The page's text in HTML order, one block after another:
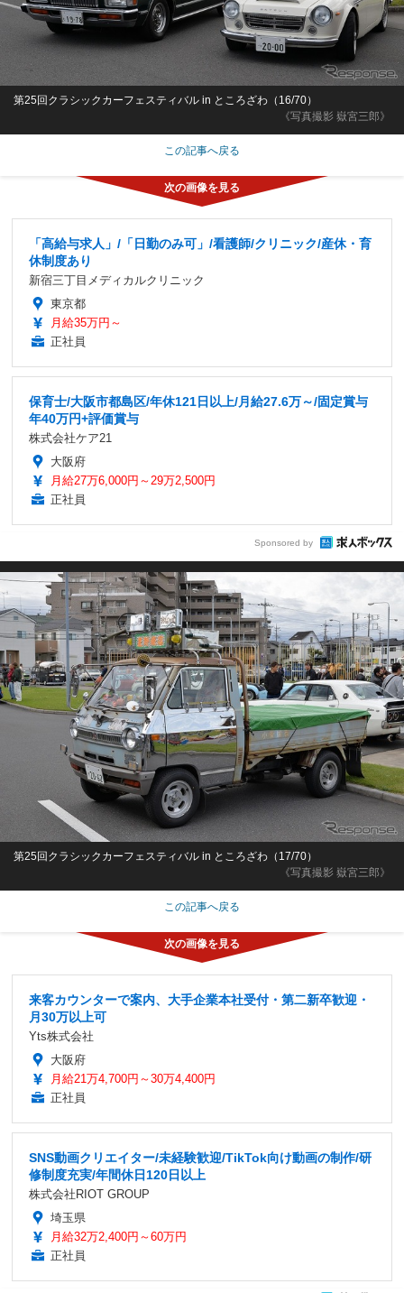
《写真撮影 嶽宮三郎》
第25回クラシックカーフェスティバル in ところざわ（16/70）
この記事へ戻る
「高給与求人」/「日勤のみ可」/看護師/クリニック/産休・育
休制度あり
新宿三丁目メディカルクリニック
東京都
月給35万円～
正社員
保育士/大阪市都島区/年休121日以上/月給27.6万～/固定賞与
年40万円+評価賞与
株式会社ケア21
大阪府
月給27万6,000円～29万2,500円
正社員
Sponsored by
《写真撮影 嶽宮三郎》
第25回クラシックカーフェスティバル in ところざわ（17/70）
この記事へ戻る
来客カウンターで案内、大手企業本社受付・第二新卒歓迎・
月30万以上可
Yts株式会社
大阪府
月給21万4,700円～30万4,400円
正社員
SNS動画クリエイター/未経験歓迎/TikTok向け動画の制作/研
修制度充実/年間休日120日以上
株式会社RIOT GROUP
埼玉県
月給32万2,400円～60万円
正社員